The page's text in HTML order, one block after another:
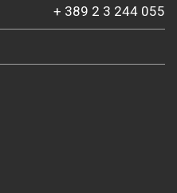
+ 389 2 3 244 055